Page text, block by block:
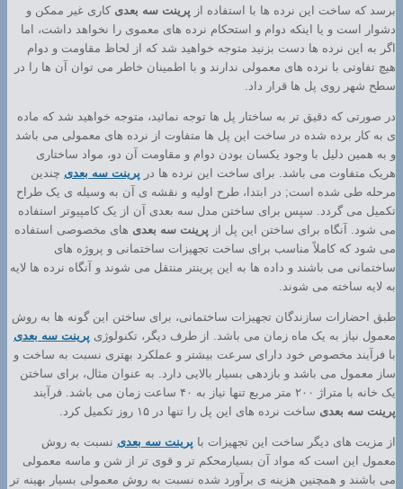
برسد که ساخت این نرده ها با استفاده از پرینت سه بعدی کاری غیر ممکن و
دشوار است و یا اینکه دوام و استحکام نرده های معموی را نخواهد داشت، اما
اگر به این نرده ها دست بزنید متوجه خواهید شد که از لحاظ مقاومت و دوام
هیچ تفاوتی با نرده های معمولی ندارند و با اطمینان خاطر می توان آن ها را در
سطح شهر روی پل ها قرار داد.
در صورتی که دقیق تر به ساختار پل ها توجه نمائید، متوجه خواهید شد که ماده
ی به کار برده شده در ساخت این پل ها متفاوت از نرده های معمولی می باشد
و به همین دلیل با وجود یکسان بودن دوام و مقاومت آن دو، مواد ساختاری
هریک متفاوت می باشد. برای ساخت این نرده ها در پرینت سه بعدی چندین
مرحله طی شده است; در ابتدا، طرح اولیه و نقشه ی آن به وسیله ی یک طراح
تکمیل می گردد. سپس برای ساختن مدل سه بعدی آن از یک کامپیوتر استفاده
می شود. آنگاه برای ساختن این پل از پرینت سه بعدی های مخصوصی استفاده
می شود که کاملاً مناسب برای ساخت تجهیزات ساختمانی و پروژه های
ساختمانی می باشند و داده ها به این پرینتر منتقل می شوند و آنگاه نرده ها لایه
به لایه ساخته می شوند.
طبق احضارات سازندگان تجهیزات ساختمانی، برای ساختن این گونه ها به روش
معمول نیاز به یک ماه زمان می باشد. از طرف دیگر، تکنولوژی پرینت سه بعدی
با فرآیند مخصوص خود دارای سرعت بیشتر و عملکرد بهتری نسبت به ساخت و
ساز معمول می باشد و بازدهی بسیار بالایی دارد. به عنوان مثال، برای ساختن
یک خانه با متراژ ۲۰۰ متر مربع تنها نیاز به ۴۰ ساعت زمان می باشد. فرآیند
پرینت سه بعدی ساخت نرده های این پل را تنها در ۱۵ روز تکمیل کرد.
از مزیت های دیگر ساخت این تجهیزات با پرینت سه بعدی نسبت به روش
معمول این است که مواد آن بسیارمحکم تر و قوی تر از شن و ماسه معمولی
می باشند و همچنین هزینه ی برآورد شده نسبت به روش معمولی بسیار بهینه تر